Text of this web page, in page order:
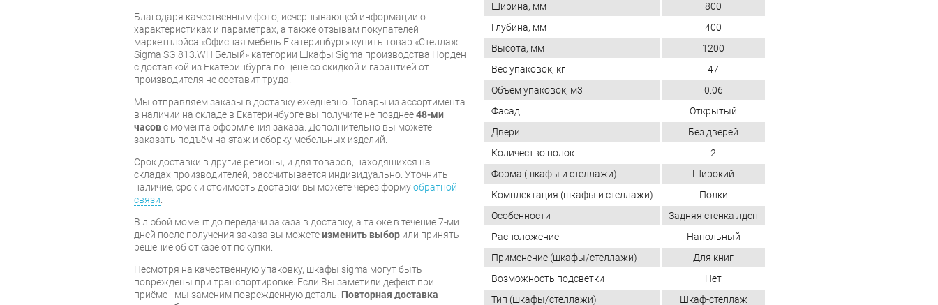
Благодаря качественным фото, исчерпывающей информации о
характеристиках и параметрах, а также отзывам покупателей
маркетплэйса «Офисная мебель Екатеринбург» купить товар «Стеллаж
Sigma SG.813.WH Белый» категории Шкафы Sigma производства Норден
с доставкой из Екатеринбурга по цене со скидкой и гарантией от
производителя не составит труда.
Мы отправляем заказы в доставку ежедневно. Товары из ассортимента
в наличии на складе в Екатеринбурге вы получите не позднее48-ми
часовс момента оформления заказа. Дополнительно вы можете
заказать подъём на этаж и сборку мебельных изделий.
Срок доставки в другие регионы, и для товаров, находящихся на
складах производителей, рассчитывается индивидуально. Уточнить
наличие, срок и стоимость доставки вы можете через формуобратной
связи
В любой момент до передачи заказа в доставку, а также в течение 7-ми
дней после получения заказа вы можетеизменить выбор или принять
решение об отказе от покупки.
Несмотря на качественную упаковку, шкафы sigma могут быть
повреждены при транспортировке. Если Вы заметили дефект при
приёме - мы заменим поврежденную деталь. Повторная доставка
Ширина, мм
800
Глубина, мм
400
Высота, мм
1200
Вес упаковок, кг
47
Объем упаковок, м3
0.06
Фасад
Открытый
Двери
Без дверей
Количество полок
2
Форма (шкафы и стеллажи)
Широкий
Комплектация (шкафы и стеллажи)
Полки
Особенности
Задняя стенка лдсп
Расположение
Напольный
Применение (шкафы/стеллажи)
Для книг
Возможность подсветки
Нет
Тип (шкафы/стеллажи)
Шкаф-стеллаж